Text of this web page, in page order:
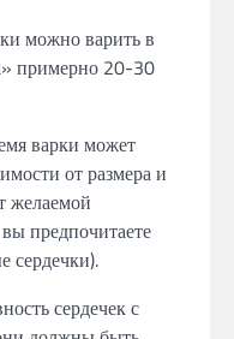
можно варить в
примерно 20-30
варки может
от размера и
желаемой
предпочитаете
сердечки).
сердечек с